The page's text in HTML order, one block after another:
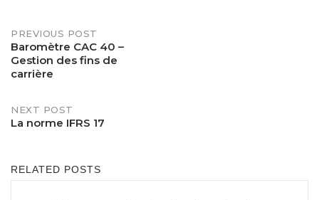
Post
navigation
PREVIOUS POST
Baromètre CAC 40 –
Gestion des fins de
carrière
NEXT POST
La norme IFRS 17
RELATED POSTS